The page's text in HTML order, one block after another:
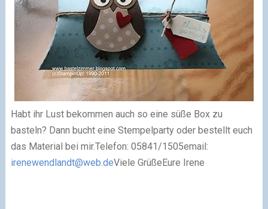
Habt ihr Lust bekommen auch so eine süße Box zu
basteln? Dann bucht eine Stempelparty oder bestellt euch
das Material bei mir.Telefon: 05841/1505email:
irenewendlandt@web.deViele Grüße Eure Irene